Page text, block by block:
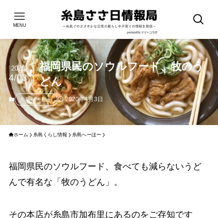
MENU
福岡県民のソウルフード、牧のう
どん
2020
4/03
糸島へーほー 2020年4月3日
ホーム 糸島くらし情報 糸島へーほー
福岡県民のソウルフード、食べても減らないうど
んで有名な「牧のうどん」。
その本店が糸島市加布里にあるのをご存知です